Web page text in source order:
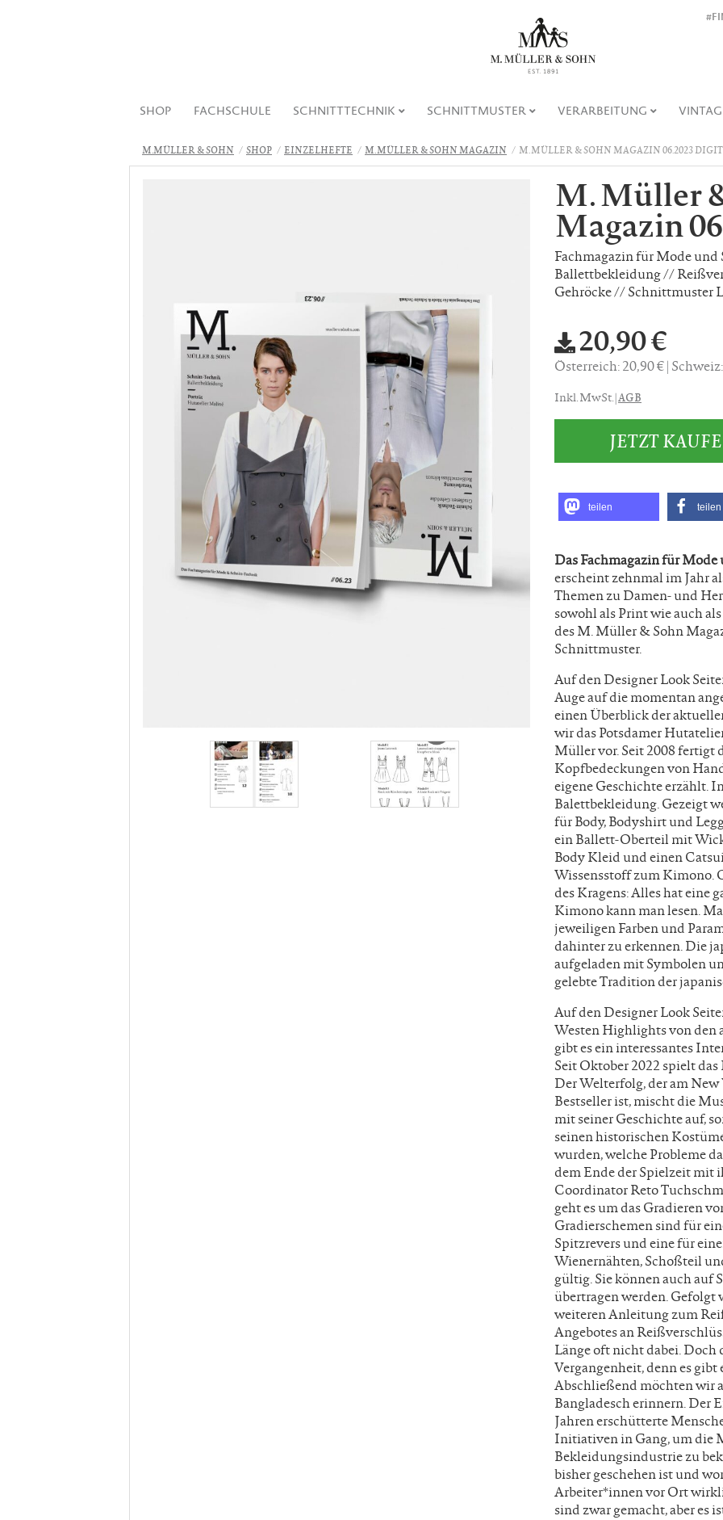
SHOP FACHSCHULE SCHNITTTECHNIK SCHNITTMUSTER VERARBEITUNG
M.MÜLLER & SOHN SHOP EINZELHEFTE M. MÜLLER & SOHN MAGAZIN M. MÜLLER & SOHN MAGAZIN 06.2023
M. Müller
Magazin
Fachmagazin für Mode
Ballettbekleidung //
Gehröcke // Schnittmuster
20,90 €
Österreich: 20,90 €
Inkl. MwSt. |AGB
JETZT
teilen teilen
Das Fachmagazin für
erscheint zehnmal im Jahr
Themen zu Damen- und
sowohl als Print wie auch
des M. Müller & Sohn
Schnittmuster.
Auf den Designer Look
Auge auf die momentan
einen Überblick der
wir das Potsdamer
Müller vor. Seit 2008
Kopfbedeckungen von
eigene Geschichte erzählt.
Balettbekleidung. Gezeigt
für Body, Bodyshirt und
ein Ballett-Oberteil mit
Body Kleid und einen
Wissensstoff zum Kimono.
des Kragens: Alles hat eine
Kimono kann man lesen.
jeweiligen Farben und
dahinter zu erkennen. Die
aufgeladen mit Symbolen
gelebte Tradition der
Auf den Designer Look
Westen Highlights von den
gibt es ein interessantes
Seit Oktober 2022 spielt
Der Welterfolg, der am New
Bestseller ist, mischt die
mit seiner Geschichte auf,
seinen historischen
wurden, welche Probleme
dem Ende der Spielzeit mit
Coordinator Reto
geht es um das Gradieren
Gradierschemen sind für
Spitzrevers und eine für
Wienernähten, Schoßteil
gültig. Sie können auch
übertragen werden.
weiteren Anleitung zum
Angebotes an
Länge oft nicht dabei. Doch
Vergangenheit, denn es
Abschließend möchten wir
Bangladesch erinnern. Der
Jahren erschütterte
Initiativen in Gang, um die
Bekleidungsindustrie zu
bisher geschehen ist und
Arbeiter*innen vor Ort
sind zwar gemacht, aber es